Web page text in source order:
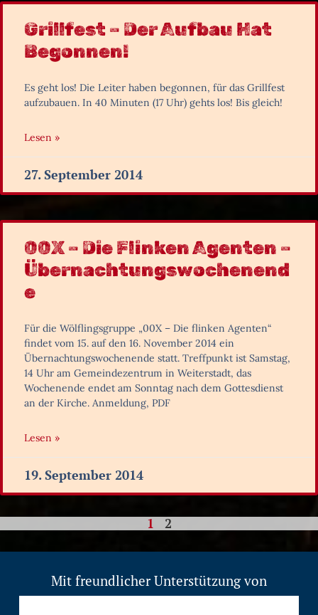
Grillfest – Der Aufbau Hat
Begonnen!
Es geht los! Die Leiter haben begonnen, für das Grillfest
aufzubauen. In 40 Minuten (17 Uhr) gehts los! Bis gleich!
Lesen »
27. September 2014
00X – Die Flinken Agenten –
Übernachtungswochenend
E
Für die Wölflingsgruppe „00X – Die flinken Agenten“
findet vom 15. auf den 16. November 2014 ein
Übernachtungswochenende statt. Treffpunkt ist Samstag,
14 Uhr am Gemeindezentrum in Weiterstadt, das
Wochenende endet am Sonntag nach dem Gottesdienst
an der Kirche. Anmeldung, PDF
Lesen »
19. September 2014
1 2
Mit freundlicher Unterstützung von